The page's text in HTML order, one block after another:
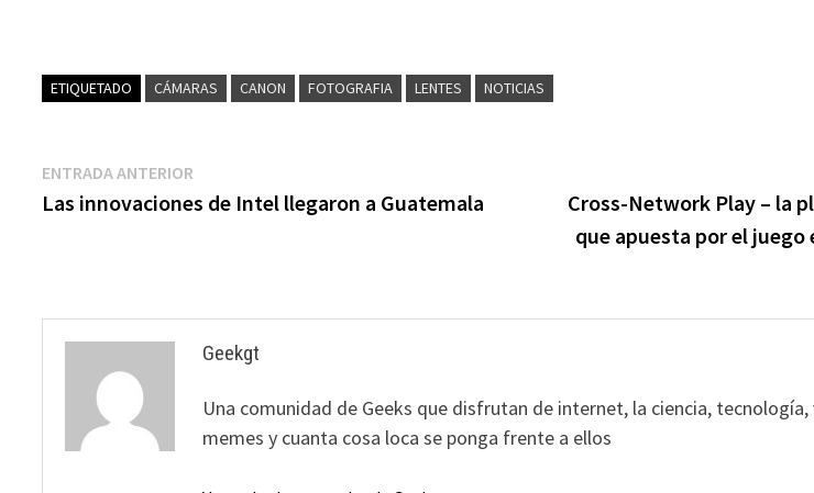
ETIQUETADO CÁMARAS CANON FOTOGRAFIA LENTES NOTICIAS
Navegación
de
ENTRADA ANTERIOR
anterior:
Las innovaciones de Intel llegaron a Guatemala
Cross-Network Play – la
que apuesta por el
Geekgt
Una comunidad de Geeks que disfrutan de internet, la ciencia,
memes y cuanta cosa loca se ponga frente a ellos